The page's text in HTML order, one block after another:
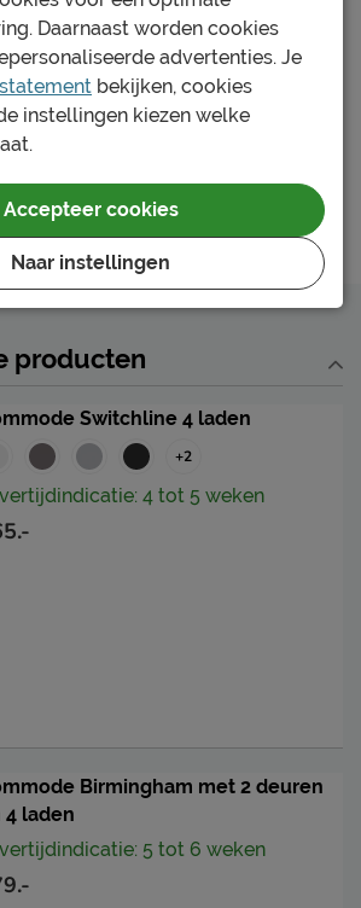
Vipack NV
Meulebeeksestraat 51,
8710, Wielsbeke, België
sales@vipack.be
hem!
met opzetstuk
In winkelwagen
producten
Switchline 4 laden
+2
4 tot 5 weken
Birmingham met 2 deuren
4 laden
5 tot 6 weken
Daarnaast worden cookies
advertenties. Je
bekijken, cookies
instellingen kiezen welke
Naar instellingen
Accepteer cookies